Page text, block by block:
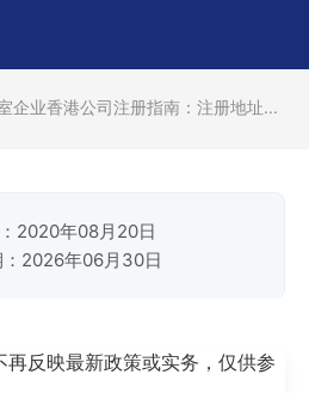
企业香港公司注册指南：注册地址...
2020年08月20日
：2026年06月30日
反映最新政策或实务，仅供参